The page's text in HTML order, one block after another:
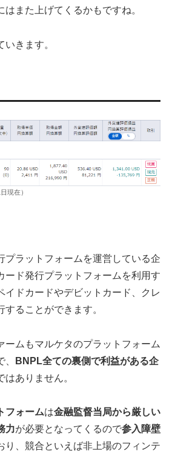
はまた上げてくるかもですね。
きます。
現在）
プラットフォームを運営している企
ード発行プラットフォームを利用す
イドカードやデビットカード、クレ
することができます。
ームもマルケタのプラットフォーム
BNPL全ての裏側で利益がある企
はありません。
フォームは金融監督当局から厳しい
力が必要となってくるので参入障壁
り、競合といえば非上場のフィンテ